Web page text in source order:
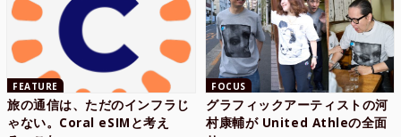
FEATURE
旅の通信は、ただのインフラじ
ゃない。Coral eSIMと考え
FOCUS
グラフィックアーティストの河
村康輔が United Athleの全面